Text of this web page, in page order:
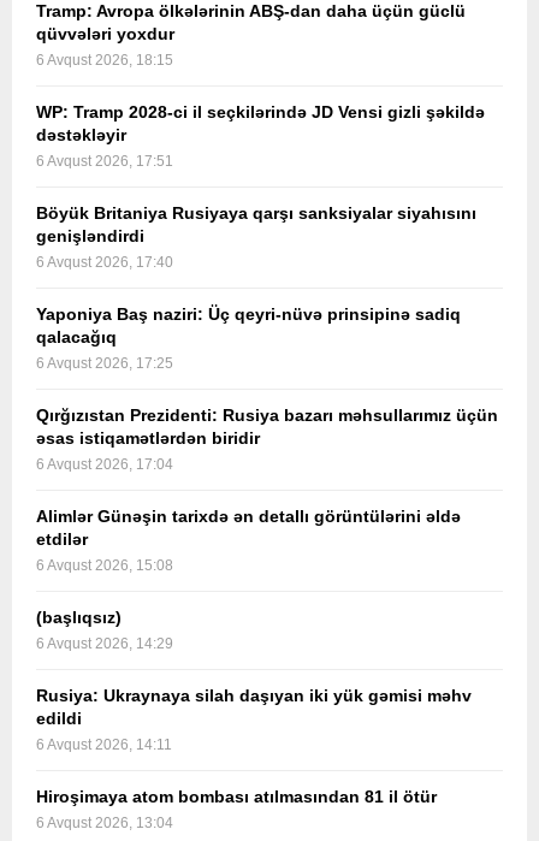
Tramp: Avropa ölkələrinin ABŞ-dan daha üçün güclü
qüvvələri yoxdur
6 Avqust 2026, 18:15
WP: Tramp 2028-ci il seçkilərində JD Vensi gizli şəkildə
dəstəkləyir
6 Avqust 2026, 17:51
Böyük Britaniya Rusiyaya qarşı sanksiyalar siyahısını
genişləndirdi
6 Avqust 2026, 17:40
Yaponiya Baş naziri: Üç qeyri-nüvə prinsipinə sadiq
qalacağıq
6 Avqust 2026, 17:25
Qırğızıstan Prezidenti: Rusiya bazarı məhsullarımız üçün
əsas istiqamətlərdən biridir
6 Avqust 2026, 17:04
Alimlər Günəşin tarixdə ən detallı görüntülərini əldə
etdilər
6 Avqust 2026, 15:08
(başlıqsız)
6 Avqust 2026, 14:29
Rusiya: Ukraynaya silah daşıyan iki yük gəmisi məhv
edildi
6 Avqust 2026, 14:11
Hiroşimaya atom bombası atılmasından 81 il ötür
6 Avqust 2026, 13:04